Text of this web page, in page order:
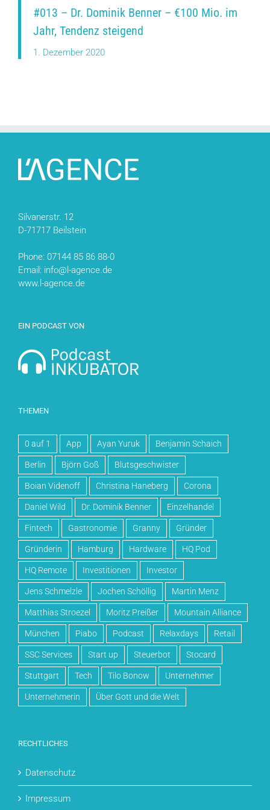
#013 – Dr. Dominik Benner – €100 Mio. im
Jahr, Tendenz steigend
1. Dezember 2020
Silvanerstr. 12
D-71717 Beilstein
Phone: 07144 85 86 88-0
Email: info@l-agence.de
www.l-agence.de
EIN PODCAST VON
THEMEN
0 auf 1 App Ayan Yuruk Benjamin Schaich
Berlin Björn Goß Blutsgeschwister
Boian Videnoff Christina Haneberg Corona
Daniel Wild Dr. Dominik Benner Einzelhandel
Fintech Gastronomie Granny Gründer
Gründerin Hamburg Hardware HQ Pod
HQ Remote Investitionen Investor
Jens Schmelzle Jochen Schöllig Martin Menz
Matthias Stroezel Moritz Preißer Mountain Alliance
München Piabo Podcast Relaxdays Retail
SSC Services Start up Steuerbot Stocard
Stuttgart Tech Tilo Bonow Unternehmer
Unternehmerin Über Gott und die Welt
RECHTLICHES
Datenschutz
Impressum